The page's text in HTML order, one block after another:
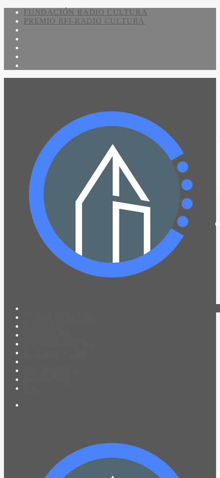
FUNDACIÓN RADIO CULTURA
PREMIO RFI-RADIO CULTURA